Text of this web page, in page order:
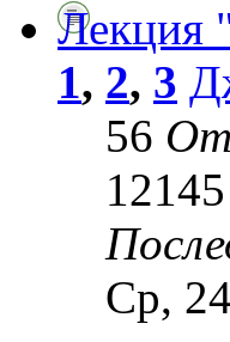
Лекция
1, 2, 3
56
12145
Ср,